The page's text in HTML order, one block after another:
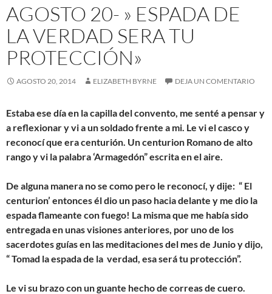
AGOSTO 20- » ESPADA DE
LA VERDAD SERA TU
PROTECCIÓN»
AGOSTO 20, 2014 ELIZABETH BYRNE DEJA UN COMENTARIO
Estaba ese día en la capilla del convento, me senté a pensar y
a reflexionar y vi a un soldado frente a mi. Le vi el casco y
reconocí que era centurión. Un centurion Romano de alto
rango y vi la palabra ‘Armagedón” escrita en el aire.
De alguna manera no se como pero le reconocí, y dije: “ El
centurion’ entonces él dio un paso hacia delante y me dio la
espada flameante con fuego! La misma que me había sido
entregada en unas visiones anteriores, por uno de los
sacerdotes guías en las meditaciones del mes de Junio y dijo,
“ Tomad la espada de la verdad, esa será tu protección”.
Le vi su brazo con un guante hecho de correas de cuero.